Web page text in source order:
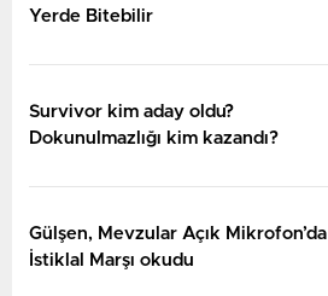
Yerde Bitebilir
Survivor kim aday oldu?
Dokunulmazlığı kim kazandı?
Gülşen, Mevzular Açık Mikrofon’da
İstiklal Marşı okudu